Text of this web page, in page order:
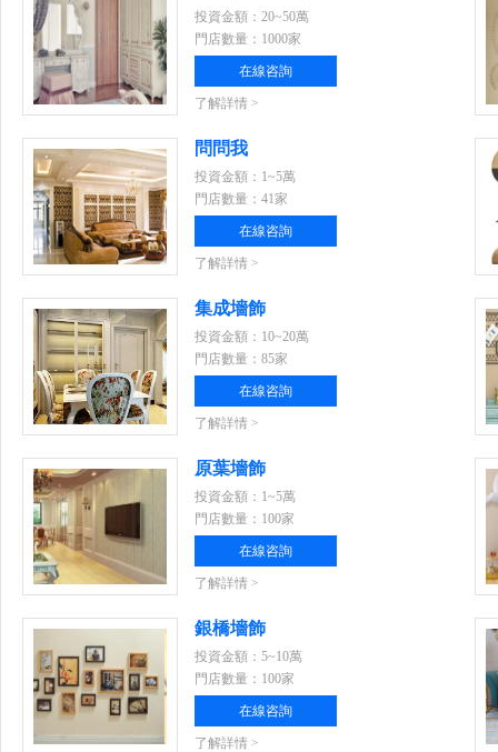
紙
投資金額：20~50萬
門店數量：1000家
在線咨詢
了解詳情 >
問問我
投資金額：1~5萬
門店數量：41家
在線咨詢
了解詳情 >
集成墻飾
投資金額：10~20萬
門店數量：85家
在線咨詢
了解詳情 >
原葉墻飾
投資金額：1~5萬
門店數量：100家
在線咨詢
了解詳情 >
銀橋墻飾
投資金額：5~10萬
門店數量：100家
在線咨詢
了解詳情 >